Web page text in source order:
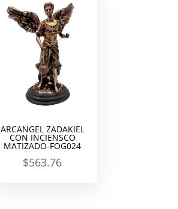
ARCANGEL ZADAKIEL
CON INCIENSCO
MATIZADO-FOG024
$563.76